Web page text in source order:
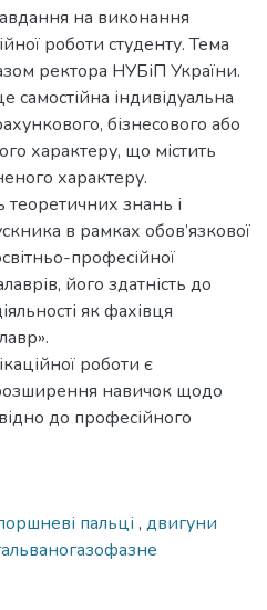
на виконання
роботи студенту. Тема
ректора НУБіП України.
самостійна індивідуальна
бізнесового або
характеру, що містить
характеру.
теоретичних знань і
в рамках обов’язкової
професійної
його здатність до
як фахівця
роботи є
навичок щодо
до професійного
пальці , двигуни